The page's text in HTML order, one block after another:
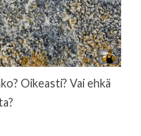
Oikeasti? Vai ehkä